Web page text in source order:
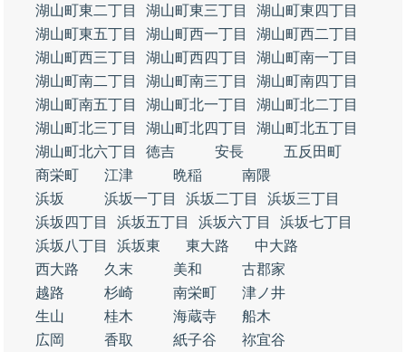
湖山町東二丁目
湖山町東三丁目
湖山町東四丁目
湖山町東五丁目
湖山町西一丁目
湖山町西二丁目
湖山町西三丁目
湖山町西四丁目
湖山町南一丁目
湖山町南二丁目
湖山町南三丁目
湖山町南四丁目
湖山町南五丁目
湖山町北一丁目
湖山町北二丁目
湖山町北三丁目
湖山町北四丁目
湖山町北五丁目
湖山町北六丁目
徳吉 安長
五反田町
商栄町
江津 晩稲
南隈
浜坂
浜坂一丁目 浜坂二丁目
浜坂三丁目
浜坂四丁目
浜坂五丁目 浜坂六丁目
浜坂七丁目
浜坂八丁目
浜坂東 東大路
中大路
西大路
久末 美和
古郡家
越路
杉崎 南栄町
津ノ井
生山
桂木 海蔵寺
船木
広岡
香取 紙子谷
祢宜谷